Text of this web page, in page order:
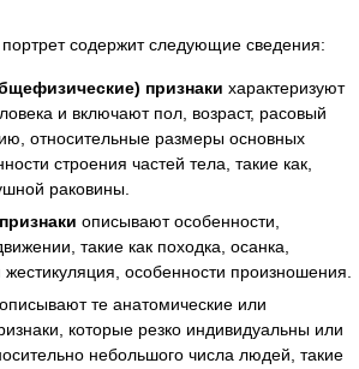
содержит следующие сведения:
признаки характеризуют
и включают пол, возраст, расовый
относительные размеры основных
строения частей тела, такие как,
раковины.
описывают особенности,
такие как походка, осанка,
особенности произношения.
описывают те анатомические или
которые резко индивидуальны или
небольшого числа людей, такие